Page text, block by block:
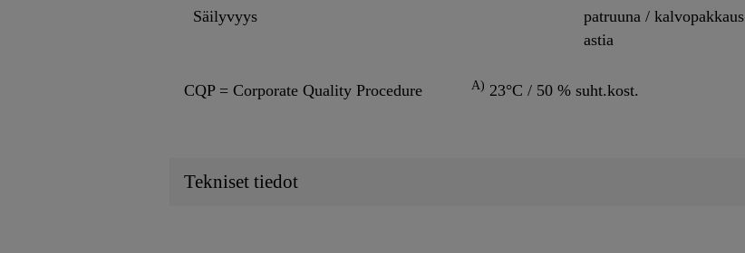
Säilyvyys
patruuna / kalvopakkaus
astia
CQP = Corporate Quality Procedure A) 23°C / 50 % suht.kost.
Tekniset tiedot